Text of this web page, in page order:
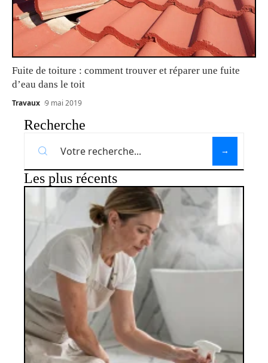
Fuite de toiture : comment trouver et réparer une fuite
d’eau dans le toit
Travaux 9 mai 2019
Recherche
Les plus récents